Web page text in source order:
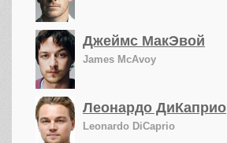
Джеймс МакЭвой
James McAvoy
Леонардо ДиКаприо
Leonardo DiCaprio